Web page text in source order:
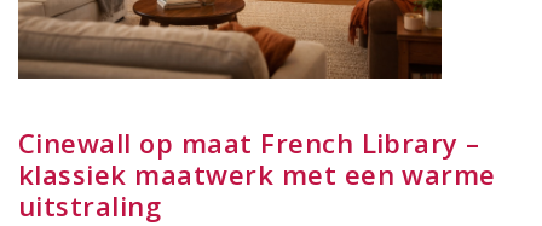
Cinewall op maat French Library –
klassiek maatwerk met een warme
uitstraling